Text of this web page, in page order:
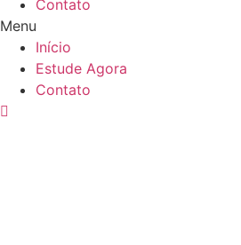
Contato
Menu
Início
Estude Agora
Contato